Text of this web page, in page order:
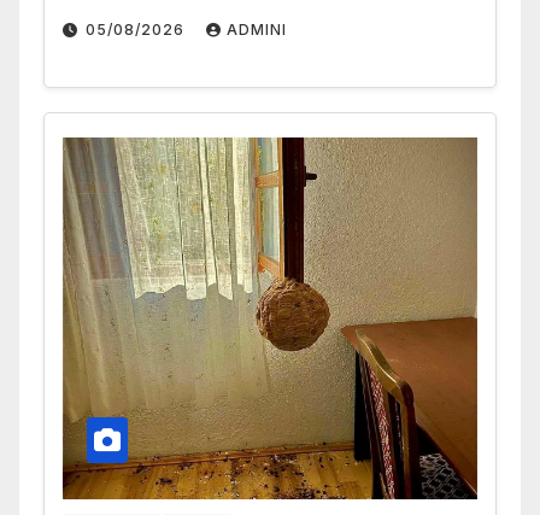
05/08/2026 ADMINI